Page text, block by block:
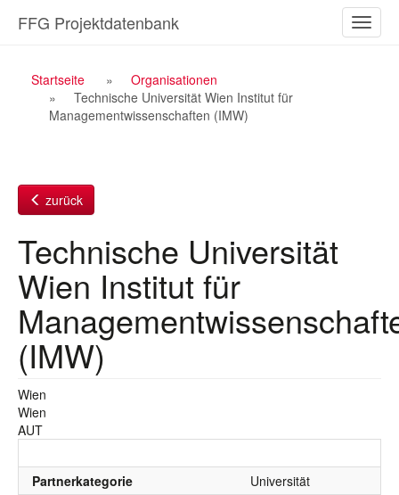
Inhalt
ein-/
FFG Projektdatenbank
Breadcrumb
Navigation
Startseite
Organisationen
Technische Universität Wien Institut für
Managementwissenschaften (IMW)
zurück
Technische Universität
Wien Institut für
(IMW)
Wien
Wien
AUT
Partnerkategorie Universität